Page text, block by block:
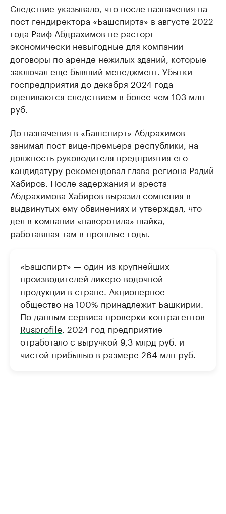
Следствие указывало, что после назначения на
пост гендиректора «Башспирта» в августе 2022
года Раиф Абдрахимов не расторг
экономически невыгодные для компании
договоры по аренде нежилых зданий, которые
заключал еще бывший менеджмент. Убытки
госпредприятия до декабря 2024 года
оцениваются следствием в более чем 103 млн
руб.
До назначения в «Башспирт» Абдрахимов
занимал пост вице-премьера республики, на
должность руководителя предприятия его
кандидатуру рекомендовал глава региона Радий
Хабиров. После задержания и ареста
Абдрахимова Хабиров выразил сомнения в
выдвинутых ему обвинениях и утверждал, что
дел в компании «наворотила» шайка,
работавшая там в прошлые годы.
«Башспирт» — один из крупнейших
производителей ликеро-водочной
продукции в стране. Акционерное
общество на 100% принадлежит Башкирии.
По данным сервиса проверки контрагентов
Rusprofile , 2024 год предприятие
отработало с выручкой 9,3 млрд руб. и
чистой прибылью в размере 264 млн руб.